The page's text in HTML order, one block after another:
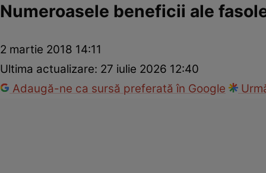
Numeroasele beneficii ale
2 martie 2018 14:11
Ultima actualizare: 27 iulie 2026 12:40
Adaugă-ne ca sursă preferată în Google